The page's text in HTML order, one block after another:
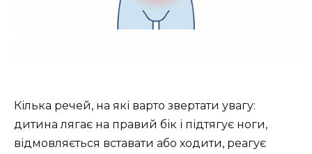
Кілька речей, на які варто звертати увагу:
дитина лягає на правий бік і підтягує ноги,
відмовляється вставати або ходити, реагує